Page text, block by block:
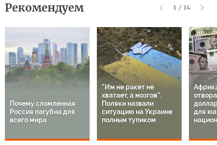
Рекомендуем 1 / 14
Почему сломленная
Россия пагубна для
всего мира
"Им не ракет не
хватает, а мозгов".
Поляки назвали
ситуацию на Украине
полным тупиком
для